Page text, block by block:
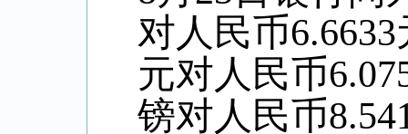
对人民币6.6633
元对人民币6.
镑对人民币8